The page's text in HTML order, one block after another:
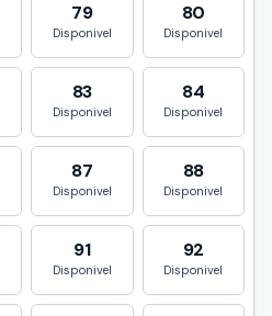
79
Disponivel
80
Disponivel
83
Disponivel
84
Disponivel
87
Disponivel
88
Disponivel
91
Disponivel
92
Disponivel